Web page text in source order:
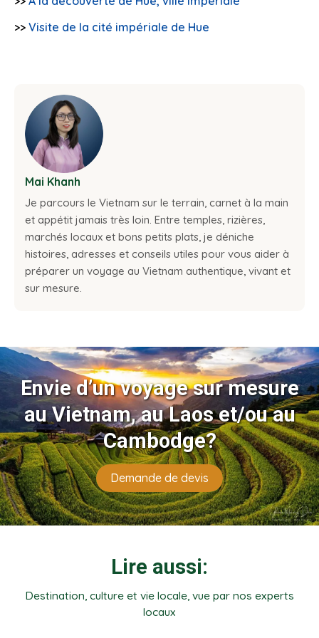
>> Visite de la cité impériale de Hue
Mai Khanh
Je parcours le Vietnam sur le terrain, carnet à la main
et appétit jamais très loin. Entre temples, rizières,
marchés locaux et bons petits plats, je déniche
histoires, adresses et conseils utiles pour vous aider à
préparer un voyage au Vietnam authentique, vivant et
sur mesure.
Envie d’un voyage sur mesure
au Vietnam, au Laos et/ou au
Cambodge?
Demande de devis
Lire aussi:
Destination, culture et vie locale, vue par nos experts
locaux